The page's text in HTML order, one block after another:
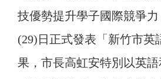
技優勢提升學子國際競爭
(29)日正式發表「新竹市英
果，市長高虹安特別以英語